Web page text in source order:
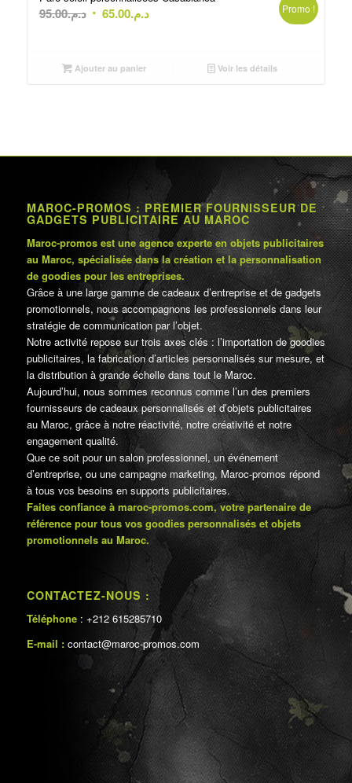
د.م.95.00
Le
était :
د.م.65.00
Le
Promo !
Ajouter au panier Voir les détails
MAROC-PROMOS : PREMIER FOURNISSEUR DE
GADGETS PUBLICITAIRE AU MAROC
Maroc-promos est une agence experte en objets publicitaires
au Maroc, spécialisée dans la création et la personnalisation
de goodies pour les entreprises.
Grâce à une large gamme de cadeaux d’entreprise et de gadgets
promotionnels, nous accompagnons les professionnels dans leur
stratégie de communication par l’objet.
Notre activité repose sur trois axes clés : l’importation de goodies
publicitaires, la fabrication d’articles personnalisés sur mesure, et
la distribution à grande échelle dans tout le Maroc.
Aujourd’hui, nous sommes reconnus comme l’un des premiers
fournisseurs de cadeaux personnalisés et d’objets publicitaires
au Maroc, grâce à notre réactivité, notre créativité et notre
engagement qualité.
Que ce soit pour un salon professionnel, un événement
d’entreprise, ou une campagne marketing, Maroc-promos répond
à tous vos besoins en supports publicitaires.
Faites confiance à maroc-promos.com, votre partenaire de
référence pour tous vos goodies personnalisés et objets
promotionnels au Maroc.
CONTACTEZ-NOUS :
Téléphone : +212 615285710
E-mail : contact@maroc-promos.com